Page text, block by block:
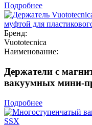
Подробнее
Бренд:
Vuototecnica
Наименование:
Держатели с
вакуумных мини-
Подробнее